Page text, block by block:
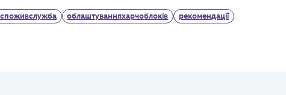
облаштуванняхарчоблоків рекомендації